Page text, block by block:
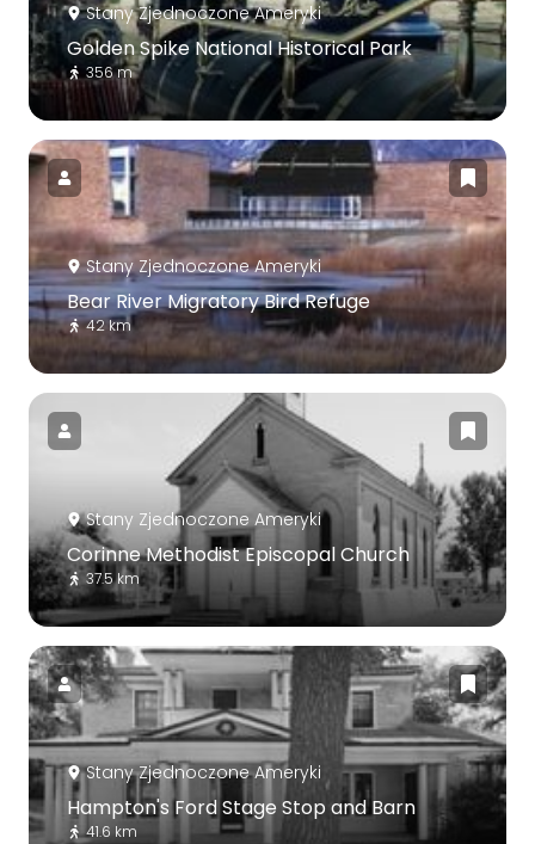
Stany Zjednoczone Ameryki
Golden Spike National Historical Park
356 m
Stany Zjednoczone Ameryki
Bear River Migratory Bird Refuge
42 km
Stany Zjednoczone Ameryki
Corinne Methodist Episcopal Church
37.5 km
Stany Zjednoczone Ameryki
Hampton's Ford Stage Stop and Barn
41.6 km